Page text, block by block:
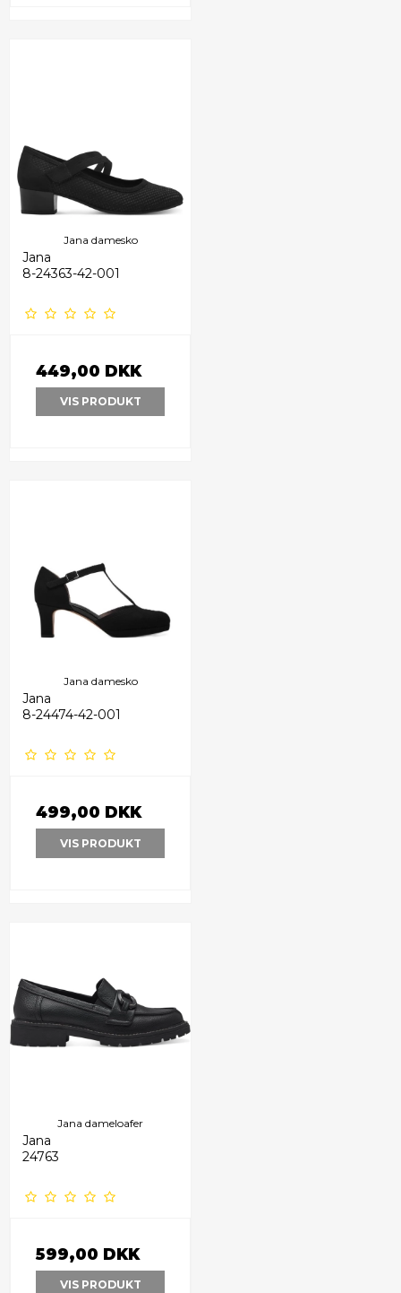
Jana damesko
Jana
8-24363-42-001
449,00 DKK
VIS PRODUKT
Jana damesko
Jana
8-24474-42-001
499,00 DKK
VIS PRODUKT
Jana dameloafer
Jana
24763
599,00 DKK
VIS PRODUKT